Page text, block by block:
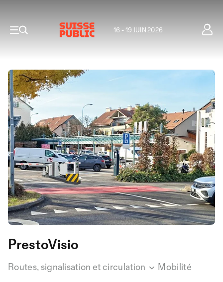
16 - 19 JUIN 2026
PrestoVisio
Routes, signalisation et circulation Mobilité